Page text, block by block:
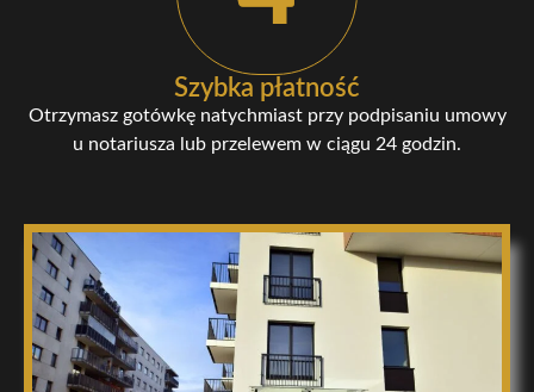
Szybka płatność
Otrzymasz gotówkę natychmiast przy podpisaniu umowy
u notariusza lub przelewem w ciągu 24 godzin.